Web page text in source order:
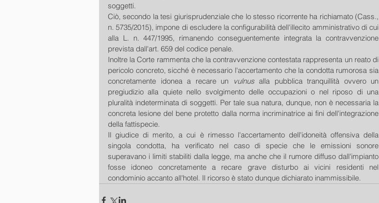
soggetti.
Ciò, secondo la tesi giurisprudenziale che lo stesso ricorrente ha richiamato (Cass.,
n. 5735/2015), impone di escludere la configurabilità dell'illecito amministrativo di cui
alla L. n. 447/1995, rimanendo conseguentemente integrata la contravvenzione
prevista dall'art. 659 del codice penale.
Inoltre la Corte rammenta che la contravvenzione contestata rappresenta un reato di
pericolo concreto, sicché è necessario l'accertamento che la condotta rumorosa sia
concretamente idonea a recare un
vulnus alla pubblica tranquillità ovvero un
pregiudizio alla quiete nello svolgimento delle occupazioni o nel riposo di una
pluralità indeterminata di soggetti. Per tale sua natura, dunque, non è necessaria la
concreta lesione del bene protetto dalla norma incriminatrice ai fini dell'integrazione
della fattispecie.
Il giudice di merito, a cui è rimesso l'accertamento dell'idoneità offensiva della
singola condotta, ha verificato nel caso di specie che le emissioni sonore
superavano i limiti stabiliti dalla legge, ma anche che il rumore diffuso dall'impianto
fosse idoneo concretamente a recare grave disturbo ai vicini residenti nel
condominio accanto all'hotel. Il ricorso è stato dunque dichiarato inammissibile.